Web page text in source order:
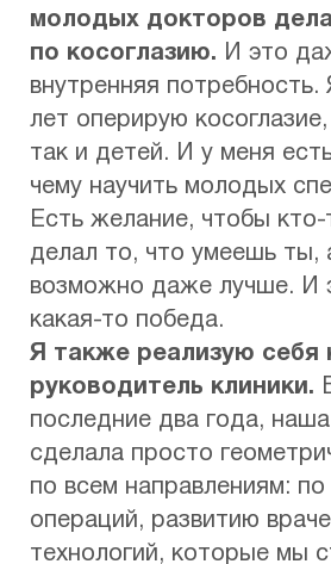
молодых докторов
по косоглазию. И это
внутренняя
лет оперирую
так и детей. И у меня
чему научить молодых
Есть желание, чтобы кто-
делал то, что умеешь ты,
возможно даже лучше. И
какая-то победа.
Я также реализую себя
руководитель клиники.
последние два года,
сделала просто
по всем направлениям:
операций, развитию
технологий, которые мы